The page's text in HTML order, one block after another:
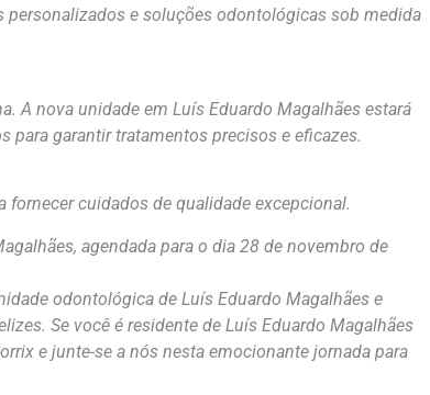
e soluções odontológicas sob medida
A nova unidade em Luís Eduardo Magalhães estará
para garantir tratamentos precisos e eficazes.
cuidados de qualidade excepcional.
agendada para o dia 28 de novembro de
odontológica de Luís Eduardo Magalhães e
Se você é residente de Luís Eduardo Magalhães
e junte-se a nós nesta emocionante jornada para